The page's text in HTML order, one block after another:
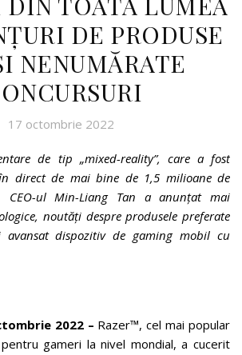
DE PRODUSE
NENUMĂRATE
17 octombrie 2022
de tip „mixed-reality”, care a fost
direct de mai bine de 1,5 milioane de
CEO-ul Min-Liang Tan a anunțat mai
noutăți despre produsele preferate
dispozitiv de gaming mobil cu
2022 – Razer™, cel mai popular
gameri la nivel mondial, a cucerit